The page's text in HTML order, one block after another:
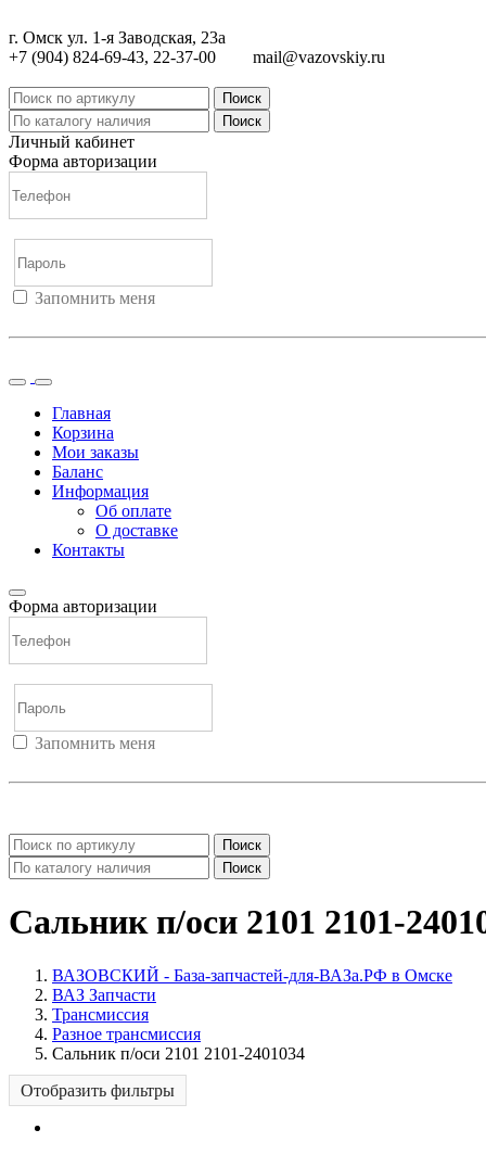
г. Омск ул. 1-я Заводская, 23а
+7 (904) 824-69-43, 22-37-00
mail@vazovskiy.ru
Поиск
Поиск
Личный кабинет
Форма авторизации
Запомнить меня
Главная
Корзина
Мои заказы
Баланс
Информация
Об оплате
О доставке
Контакты
Форма авторизации
Запомнить меня
Поиск
Поиск
Сальник п/оси 2101 2101-
ВАЗОВСКИЙ - База-запчастей-для-ВАЗа.РФ в Омске
ВАЗ Запчасти
Трансмиссия
Разное трансмиссия
Сальник п/оси 2101 2101-2401034
Отобразить фильтры